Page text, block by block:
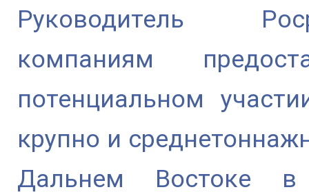
Руководитель
компаниям
потенциальном
крупно и
Дальнем Востоке